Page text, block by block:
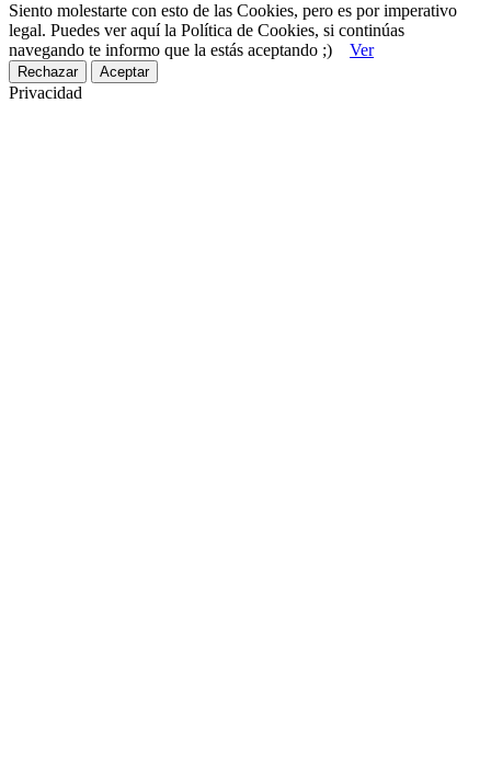
Siento molestarte con esto de las Cookies, pero es por imperativo
legal. Puedes ver aquí la Política de Cookies, si continúas
navegando te informo que la estás aceptando ;) Ver
Rechazar Aceptar
Privacidad